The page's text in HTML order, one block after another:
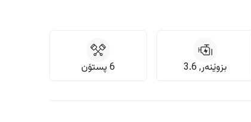
بزوێنەر, 3.6 6 پستۆن